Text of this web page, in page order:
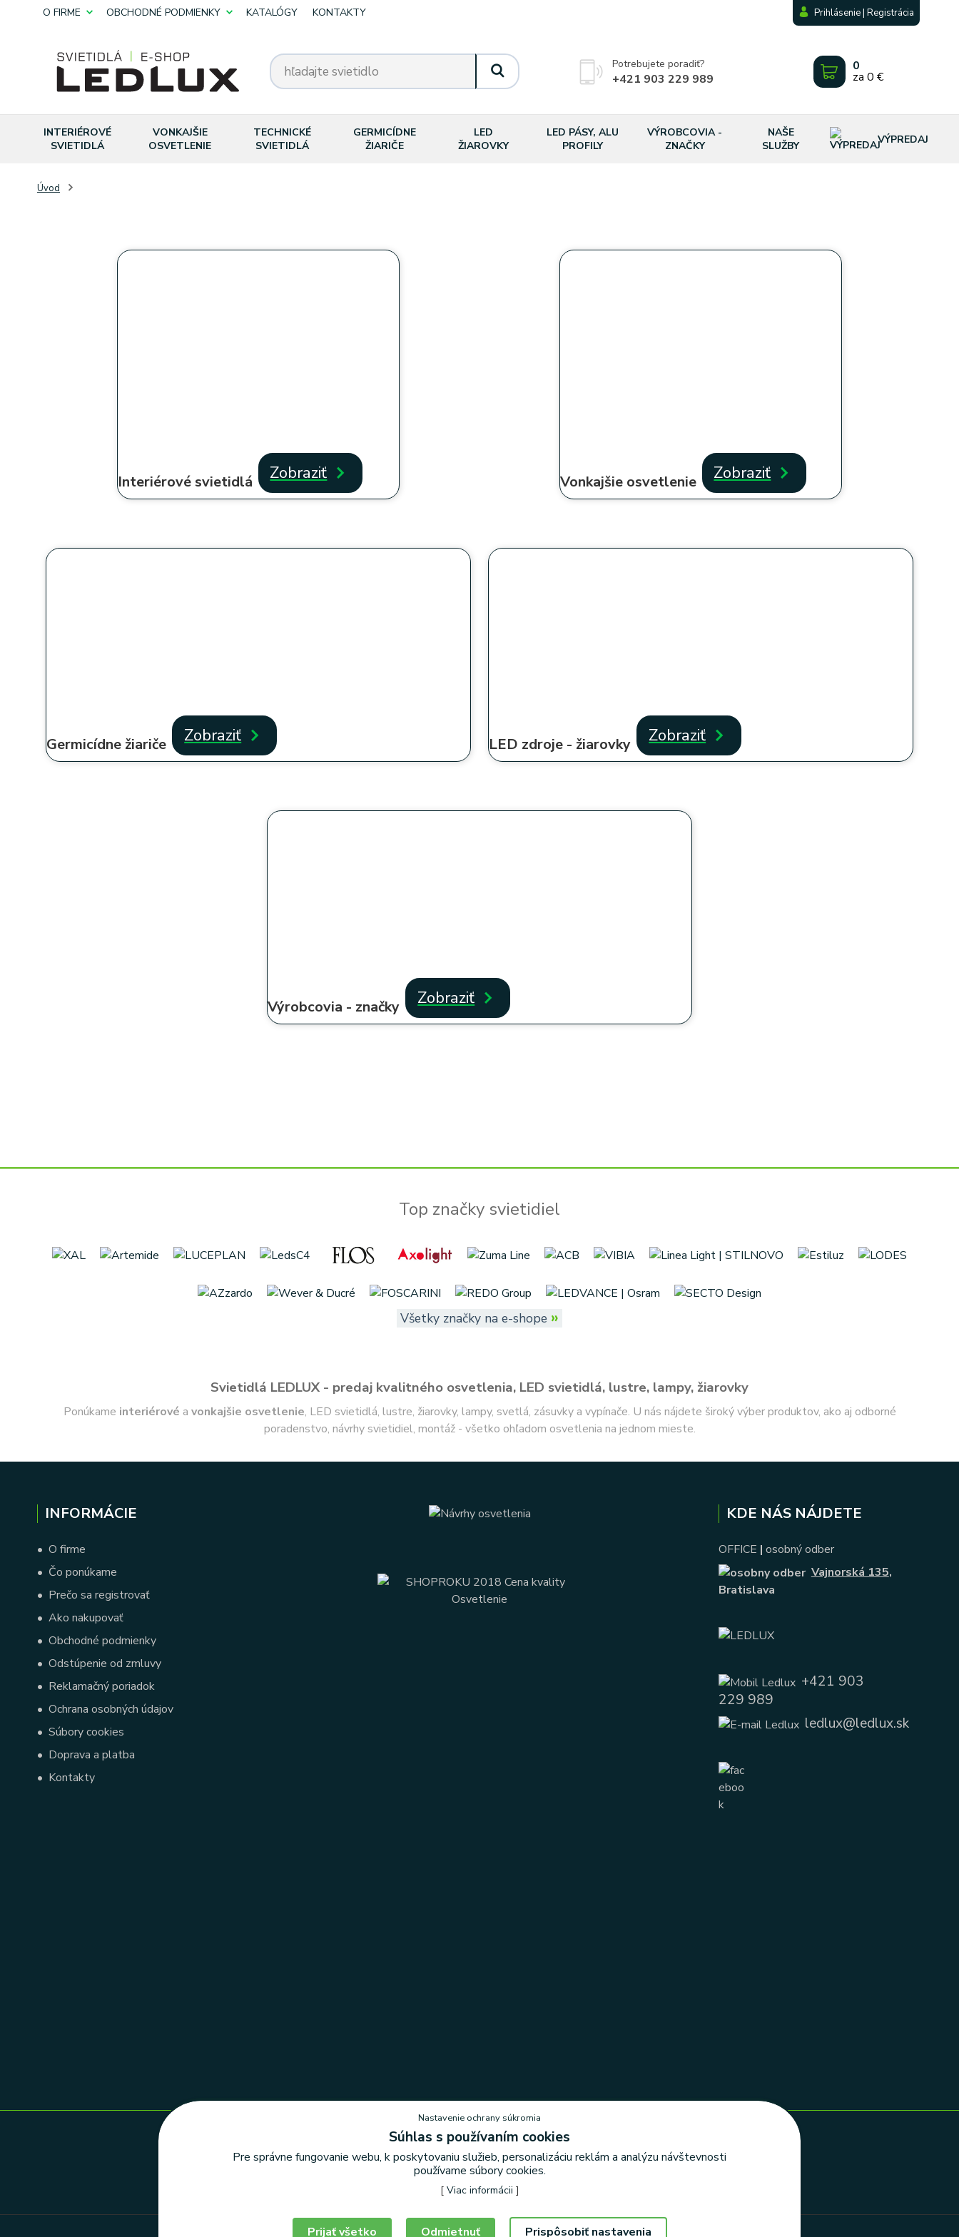
O FIRME OBCHODNÉ PODMIENKY KATALÓGY KONTAKTY Prihlásenie | Registrácia
Potrebujete poradiť?
+421 903 229 989
0
za 0 €
INTERIÉROVÉ
SVIETIDLÁ
VONKAJŠIE
OSVETLENIE
TECHNICKÉ
SVIETIDLÁ
GERMICÍDNE
ŽIARIČE
LED
ŽIAROVKY
LED PÁSY, ALU
PROFILY
VÝROBCOVIA -
ZNAČKY
NAŠE
SLUŽBY
VÝPREDAJ
Úvod
Interiérové svietidlá Zobraziť Vonkajšie osvetlenie Zobraziť
Germicídne žiariče Zobraziť LED zdroje - žiarovky Zobraziť
Výrobcovia - značky Zobraziť
Top značky svietidiel
Všetky značky na e-shope »
Svietidlá LEDLUX - predaj kvalitného osvetlenia, LED svietidlá, lustre, lampy, žiarovky
Ponúkame interiérové a vonkajšie osvetlenie, LED svietidlá, lustre, žiarovky, lampy, svetlá, zásuvky a vypínače. U nás nájdete široký výber produktov, ako aj odborné
poradenstvo, návrhy svietidiel, montáž - všetko ohľadom osvetlenia na jednom mieste.
INFORMÁCIE
• O firme
• Čo ponúkame
• Prečo sa registrovať
• Ako nakupovať
• Obchodné podmienky
• Odstúpenie od zmluvy
• Reklamačný poriadok
• Ochrana osobných údajov
• Súbory cookies
• Doprava a platba
• Kontakty
KDE NÁS NÁJDETE
OFFICE | osobný odber
Vajnorská 135,
Bratislava
+421 903
229 989
ledlux@ledlux.sk
Nastavenie ochrany súkromia
Nastavenie ochrany súkromia
Súhlas s používaním cookies
Pre správne fungovanie webu, k poskytovaniu služieb, personalizáciu reklám a analýzu návštevnosti
používame súbory cookies.
[ Viac informácii ]
Odmietnuť Prispôsobiť nastavenia
Prijať všetko